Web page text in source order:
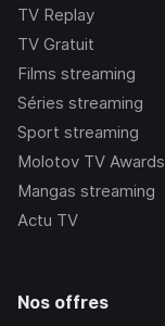
TV Replay
TV Gratuit
Films streaming
Séries streaming
Sport streaming
Molotov TV Awards
Mangas streaming
Actu TV
Nos offres